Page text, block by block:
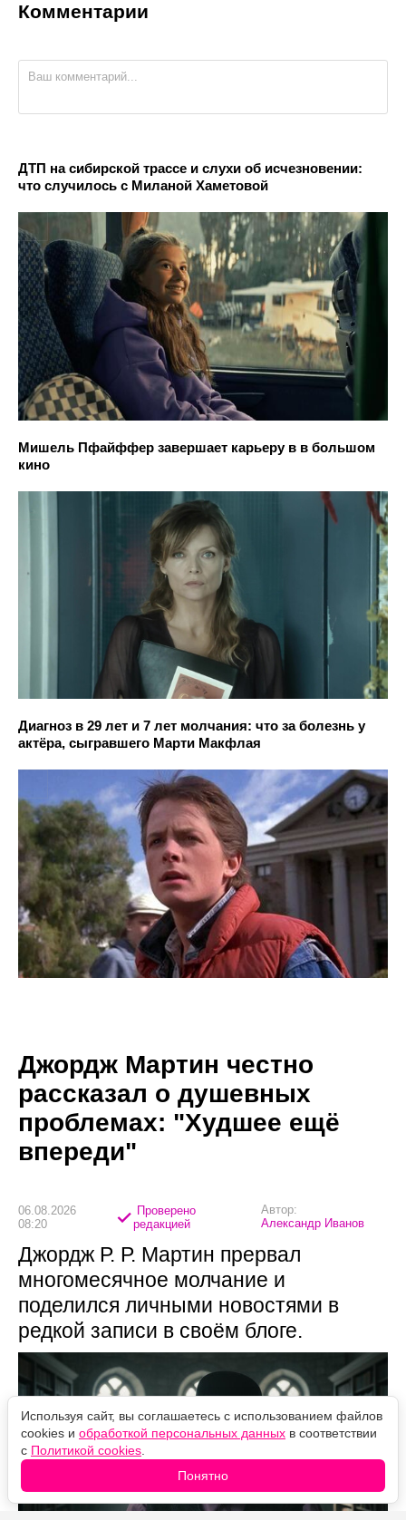
Комментарии
ДТП на сибирской трассе и слухи об исчезновении:
что случилось с Миланой Хаметовой
Мишель Пфайффер завершает карьеру в в большом
кино
Диагноз в 29 лет и 7 лет молчания: что за болезнь у
актёра, сыгравшего Марти Макфлая
Джордж Мартин честно
рассказал о душевных
проблемах: "Худшее ещё
впереди"
06.08.2026
08:20
Проверено
редакцией
Автор:
Александр Иванов
Джордж Р. Р. Мартин прервал
многомесячное молчание и
поделился личными новостями в
редкой записи в своём блоге.
Используя сайт, вы соглашаетесь с использованием файлов
cookies и обработкой персональных данных в соответствии
с Политикой cookies
Понятно